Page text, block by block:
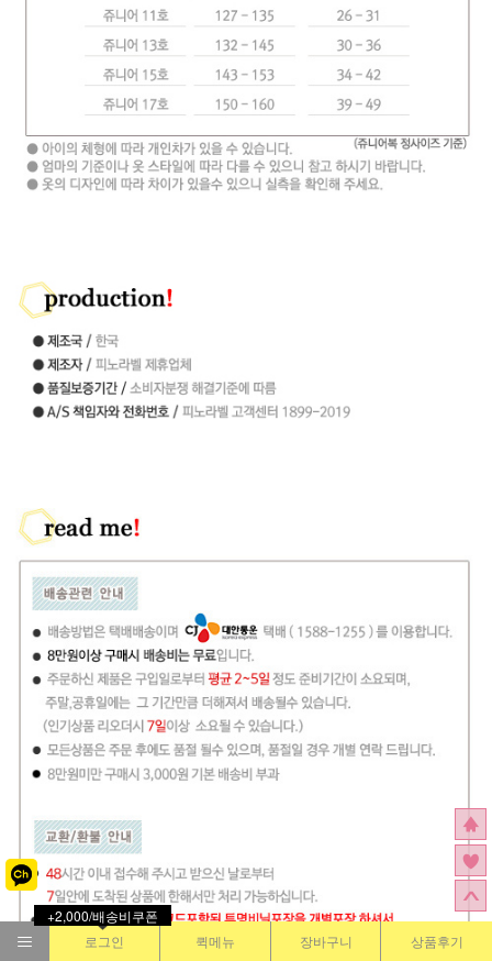
로그인 퀵메뉴 장바구니 상품후기
+2,000/배송비쿠폰